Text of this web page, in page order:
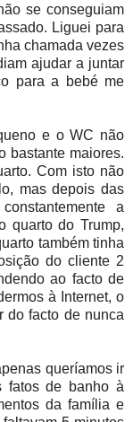
se conseguiam
Liguei para
chamada vezes
ajudar a juntar
para a bebé me
e o WC não
bastante maiores.
Com isto não
mas depois das
a
quarto do Trump,
também tinha
do cliente 2
ao facto de
à Internet, o
do facto de nunca
queríamos ir
fatos de banho à
da família e